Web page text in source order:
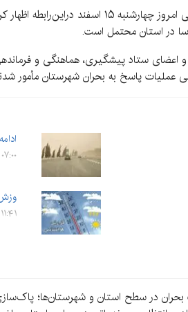
به گزارش کرمان‌نو به نقل از ایسنا،
در استان محتمل است.
و اعضای ستاد پیشگیری، هماهنگی و
پاسخ به بحران شهرستان مأمور
۰۷:۰۰ - ۳ خرداد ۱۴۰۵
۱۱:۴۱ - ۳۰ فروردین ۱۴۰۵
در سطح استان و شهرستان‌ها؛ پاک‌سازی